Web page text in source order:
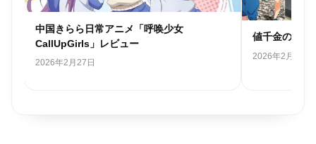
らら日常アニメ「呼唤少女
」レビュー
2月27日
値千金の価値「瑠璃の宝
2026年2月16日